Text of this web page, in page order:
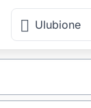
Ulubione